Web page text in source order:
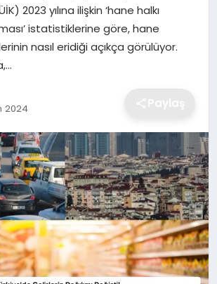
2023 yılına ilişkin ‘hane halkı
istatistiklerine göre, hane
nasıl eridiği açıkça görülüyor.
2024